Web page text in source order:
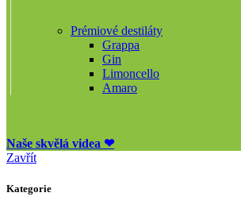
Prémiové destiláty
Grappa
Gin
Limoncello
Amaro
Naše skvělá videa ❤
Zavřít
Kategorie